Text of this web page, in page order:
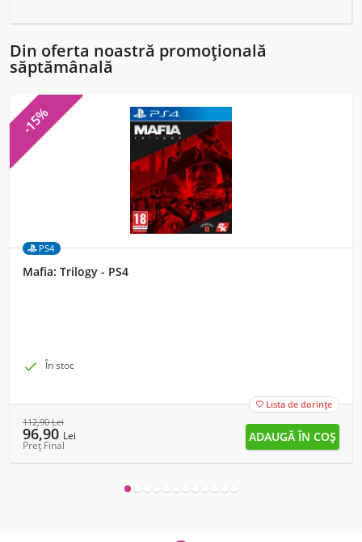
Din oferta noastră promoțională
săptămânală
-15%
PS4
Mafia: Trilogy - PS4
 În stoc
 Lista de dorințe
112,90Lei
96,90 Lei
Preț Final